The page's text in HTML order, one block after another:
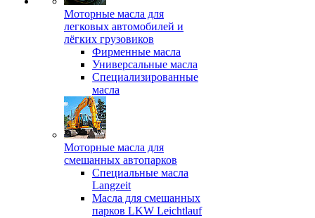
Моторные масла для
легковых автомобилей и
лёгких грузовиков
Фирменные масла
Универсальные масла
Специализированные
масла
Моторные масла для
смешанных автопарков
Специальные масла
Langzeit
Масла для смешанных
парков LKW Leichtlauf